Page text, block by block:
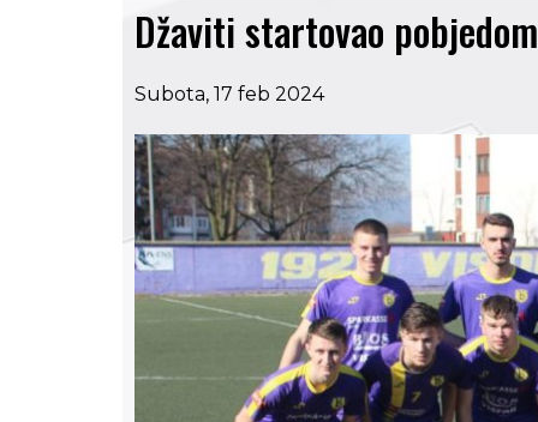
Džaviti startovao
Subota, 17 feb 2024